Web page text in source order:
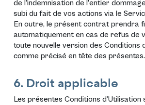
de l’indemnisation de l’entier
subi du fait de vos actions via le
En outre, le présent contrat prendra
automatiquement en cas de refus de
toute nouvelle version des Conditions
comme précisé en tête des présentes.
6. Droit applicable
Les présentes Conditions d’Utilisation